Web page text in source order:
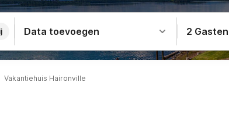
Data toevoegen 2 Gasten
Vakantiehuis Haironville